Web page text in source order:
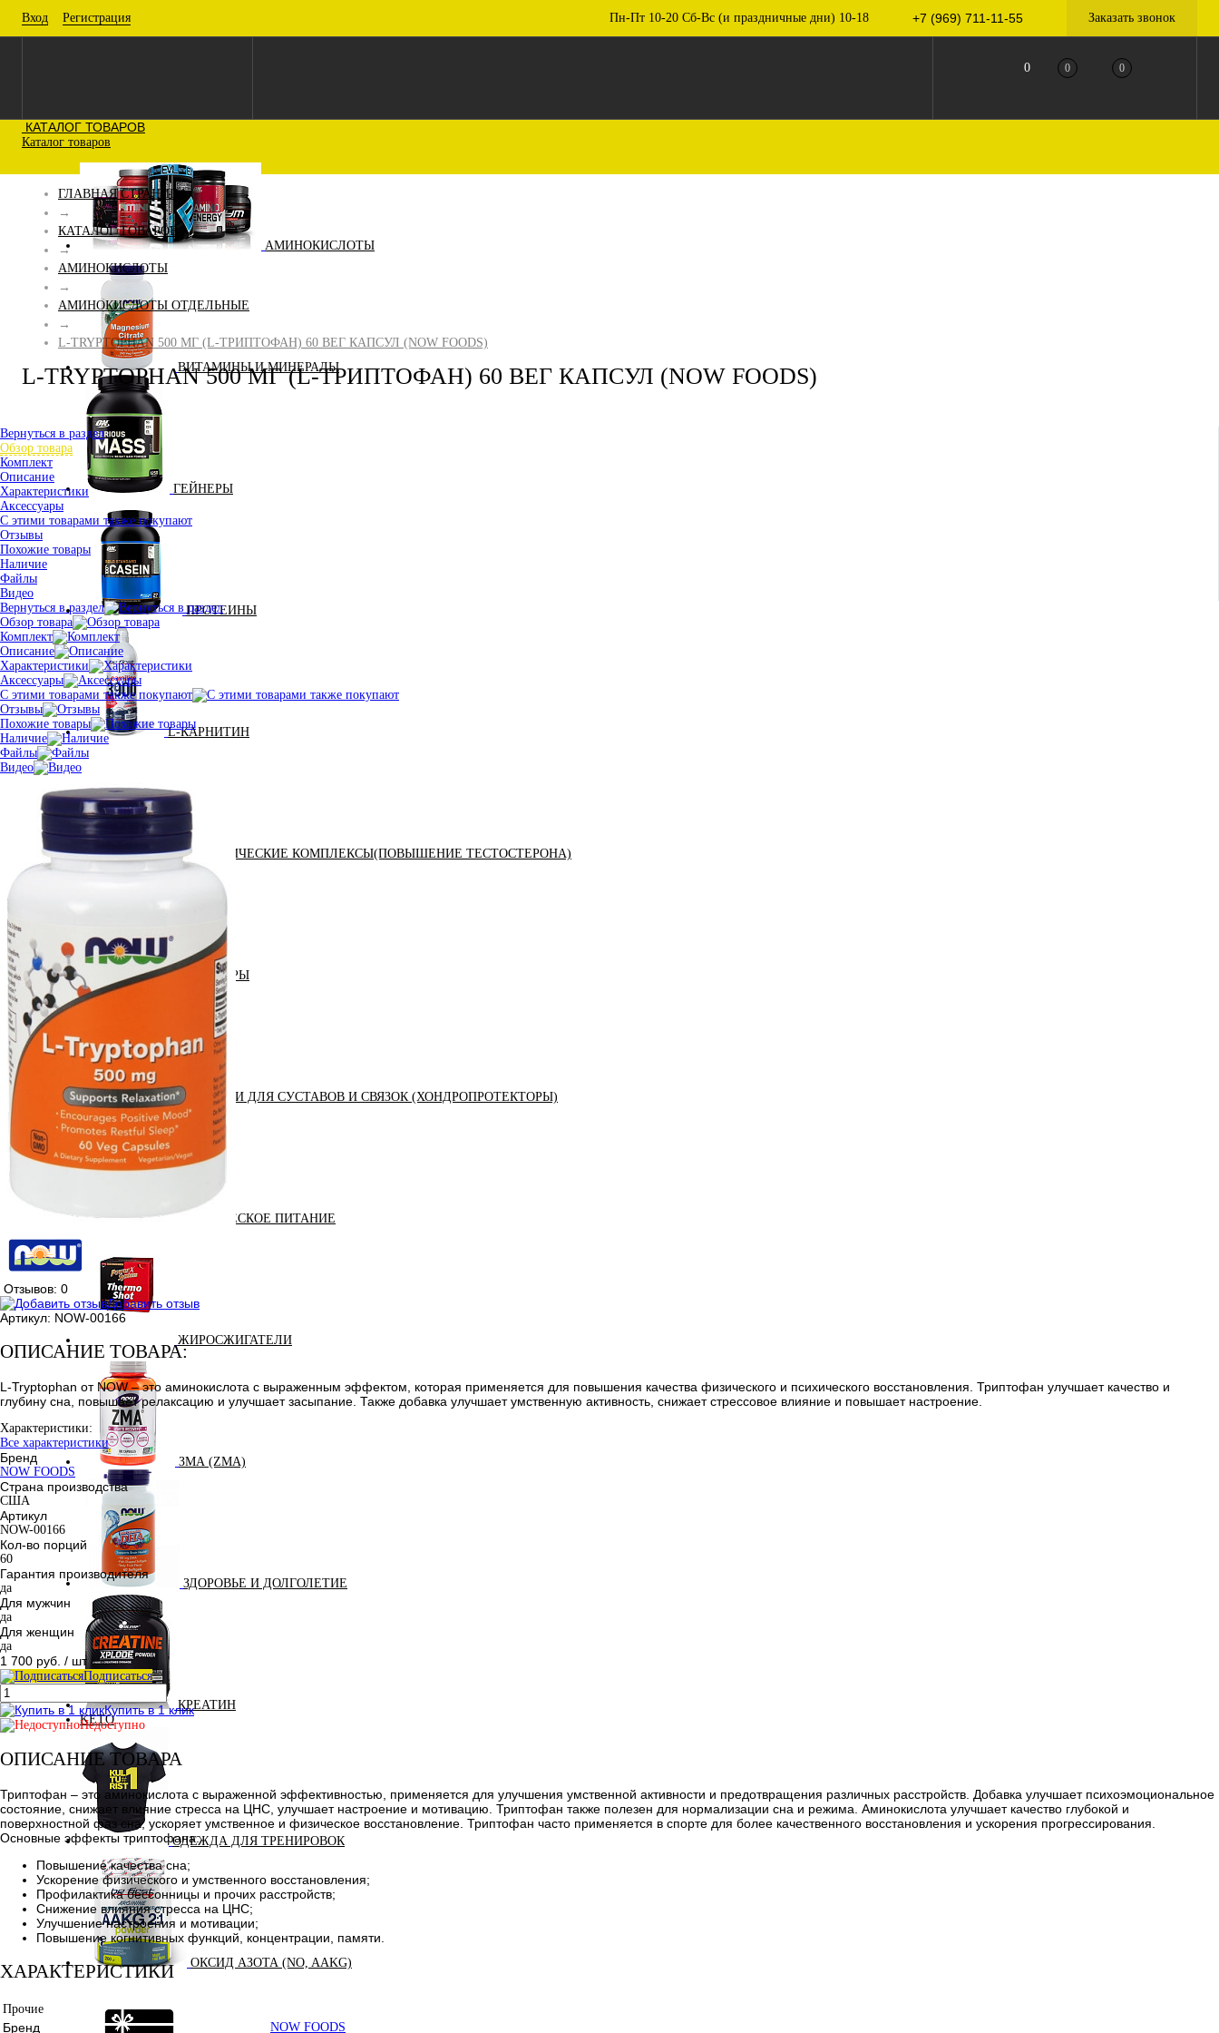
Вход Регистрация Пн-Пт 10-20 Сб-Вс (и праздничные дни) 10-18 +7 (969) 711-11-55 Заказать звонок
0 0 0
КАТАЛОГ ТОВАРОВ
Каталог товаров
АМИНОКИСЛОТЫ
ВИТАМИНЫ И МИНЕРАЛЫ
ГЕЙНЕРЫ
ПРОТЕИНЫ
L-КАРНИТИН
АНАБОЛИЧЕСКИЕ КОМПЛЕКСЫ(ПОВЫШЕНИЕ ТЕСТОСТЕРОНА)
АКСЕССУАРЫ
ДОБАВКИ ДЛЯ СУСТАВОВ И СВЯЗОК (ХОНДРОПРОТЕКТОРЫ)
ДИЕТИЧЕСКОЕ ПИТАНИЕ
ЖИРОСЖИГАТЕЛИ
ЗМА (ZMA)
ЗДОРОВЬЕ И ДОЛГОЛЕТИЕ
КРЕАТИН
KETO
ОДЕЖДА ДЛЯ ТРЕНИРОВОК
ОКСИД АЗОТА (NO, AAKG)
ГЛАВНАЯ СТРАНИЦА
→
КАТАЛОГ ТОВАРОВ
→
АМИНОКИСЛОТЫ
→
АМИНОКИСЛОТЫ ОТДЕЛЬНЫЕ
→
L-TRYPTOPHAN 500 МГ (L-ТРИПТОФАН) 60 ВЕГ КАПСУЛ (NOW FOODS)
L-TRYPTOPHAN 500 МГ (L-ТРИПТОФАН) 60 ВЕГ КАПСУЛ (NOW FOODS)
Вернуться в раздел
Обзор товара
Комплект
Описание
Характеристики
Аксессуары
С этими товарами также покупают
Отзывы
Похожие товары
Наличие
Файлы
Видео
Вернуться в раздел
Обзор товара
Комплект
Описание
Характеристики
Аксессуары
С этими товарами также покупают
Отзывы
Похожие товары
Наличие
Файлы
Видео
Отзывов: 0
Добавить отзыв
Артикул: NOW-00166
ОПИСАНИЕ ТОВАРА:
L-Tryptophan от NOW – это аминокислота с выраженным эффектом, которая применяется для повышения качества физического и психического восстановления. Триптофан улучшает качество и
глубину сна, повышает релаксацию и улучшает засыпание. Также добавка улучшает умственную активность, снижает стрессовое влияние и повышает настроение.
Характеристики:
Все характеристики
Бренд
NOW FOODS
Страна производства
США
Артикул
NOW-00166
Кол-во порций
60
Гарантия производителя
да
Для мужчин
да
Для женщин
да
1 700 руб. / шт
Подписаться
Купить в 1 клик
Недоступно
ОПИСАНИЕ ТОВАРА
Триптофан – это аминокислота с выраженной эффективностью, применяется для улучшения умственной активности и предотвращения различных расстройств. Добавка улучшает психоэмоциональное
состояние, снижает влияние стресса на ЦНС, улучшает настроение и мотивацию. Триптофан также полезен для нормализации сна и режима. Аминокислота улучшает качество глубокой и
поверхностной фаз сна, ускоряет умственное и физическое восстановление. Триптофан часто применяется в спорте для более качественного восстановления и ускорения прогрессирования.
Основные эффекты триптофана:
Повышение качества сна;
Ускорение физического и умственного восстановления;
Профилактика бессонницы и прочих расстройств;
Снижение влияния стресса на ЦНС;
Улучшение настроения и мотивации;
Повышение когнитивных функций, концентрации, памяти.
ХАРАКТЕРИСТИКИ
Прочие
Бренд NOW FOODS